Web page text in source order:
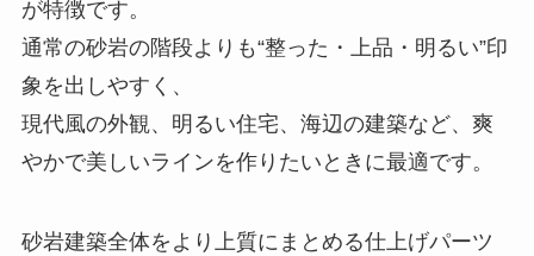
が特徴です。
通常の砂岩の階段よりも“整った・上品・明るい”印
象を出しやすく、
現代風の外観、明るい住宅、海辺の建築など、爽
やかで美しいラインを作りたいときに最適です。
砂岩建築全体をより上質にまとめる仕上げパーツ